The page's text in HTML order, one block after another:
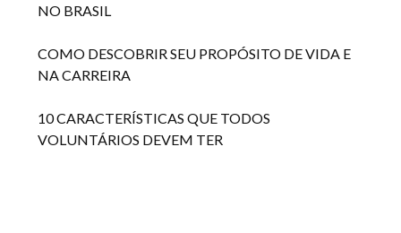
NO BRASIL
COMO DESCOBRIR SEU PROPÓSITO DE VIDA E
NA CARREIRA
10 CARACTERÍSTICAS QUE TODOS
VOLUNTÁRIOS DEVEM TER